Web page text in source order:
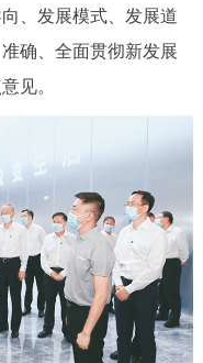
PORTUGUÊS
回到顶部
、发展模式、发展道
确、全面贯彻新发展
见。